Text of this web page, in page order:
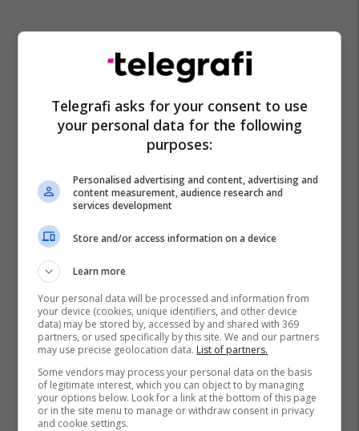
Telegrafi asks for your consent to use
your personal data for the following
purposes:
Personalised advertising and content, advertising and
content measurement, audience research and
services development
Store and/or access information on a device
Learn more
Your personal data will be processed and information from
your device (cookies, unique identifiers, and other device
data) may be stored by, accessed by and shared with 369
partners, or used specifically by this site. We and our partners
may use precise geolocation data. List of partners.
Some vendors may process your personal data on the basis
of legitimate interest, which you can object to by managing
your options below. Look for a link at the bottom of this page
or in the site menu to manage or withdraw consent in privacy
and cookie settings.